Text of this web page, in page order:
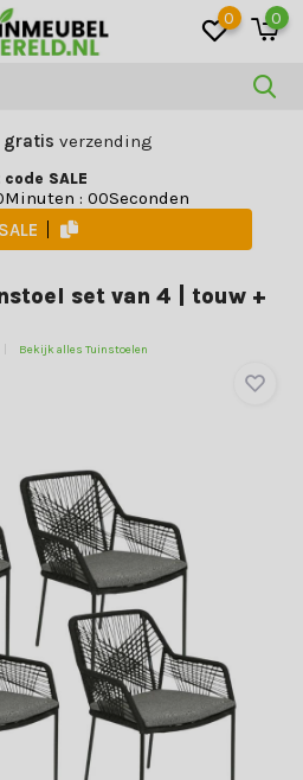
0 0
gratis verzending
SALE
Minuten : 00Seconden
SALE
set van 4 | touw +
Bekijk alles Tuinstoelen